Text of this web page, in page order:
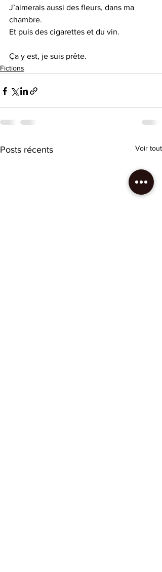
J’aimerais aussi des fleurs, dans ma
chambre.
Et puis des cigarettes et du vin.
Ça y est, je suis prête.
Fictions
Posts récents Voir tout